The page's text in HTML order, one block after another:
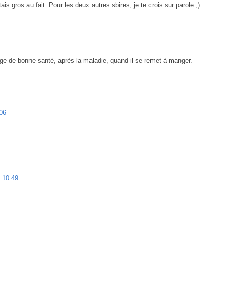
gros au fait. Pour les deux autres sbires, je te crois sur parole ;)
de bonne santé, après la maladie, quand il se remet à manger.
10:49